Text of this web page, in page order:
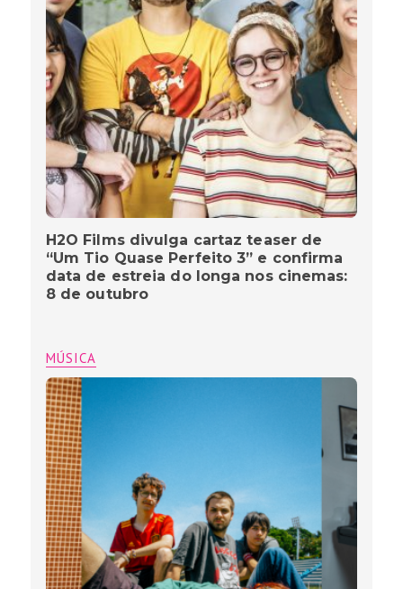
H2O Films divulga cartaz teaser de
“Um Tio Quase Perfeito 3” e confirma
data de estreia do longa nos cinemas:
8 de outubro
MÚSICA